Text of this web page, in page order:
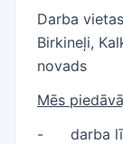
Darba
Birkineļi,
novads
Mēs
- darba